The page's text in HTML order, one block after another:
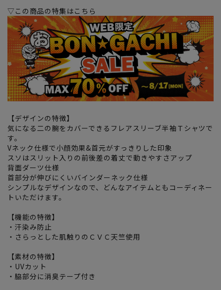
▽この商品の特集はこちら
【デザインの特徴】
気になる二の腕をカバーできるフレアスリーブ半袖Ｔシャツで
す。
Vネック仕様で小顔効果&首元がすっきりした印象
スソはスリット入りの前後差の着丈で動きやすさアップ
背面ダーツ仕様
首部分が伸びにくいバインダーネック仕様
シンプルなデザインなので、どんなアイテムともコーディネー
トいただけます。
【機能の特徴】
・汗染み防止
・さらっとした肌触りのＣＶＣ天竺使用
【素材の特徴】
・UVカット
・脇部分に消臭テープ付き